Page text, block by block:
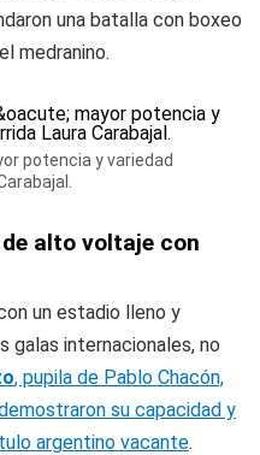
una batalla con boxeo
medranino.
potencia y variedad
alto voltaje con
un estadio lleno y
galas internacionales, no
, pupila de Pablo Chacón,
su capacidad y
argentino vacante.